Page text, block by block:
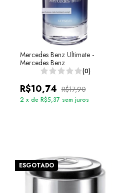
Mercedes Benz Ultimate -
Mercedes Benz
(0)
R$10,74 R$17,90
2 x de R$5,37 sem juros
ESGOTADO